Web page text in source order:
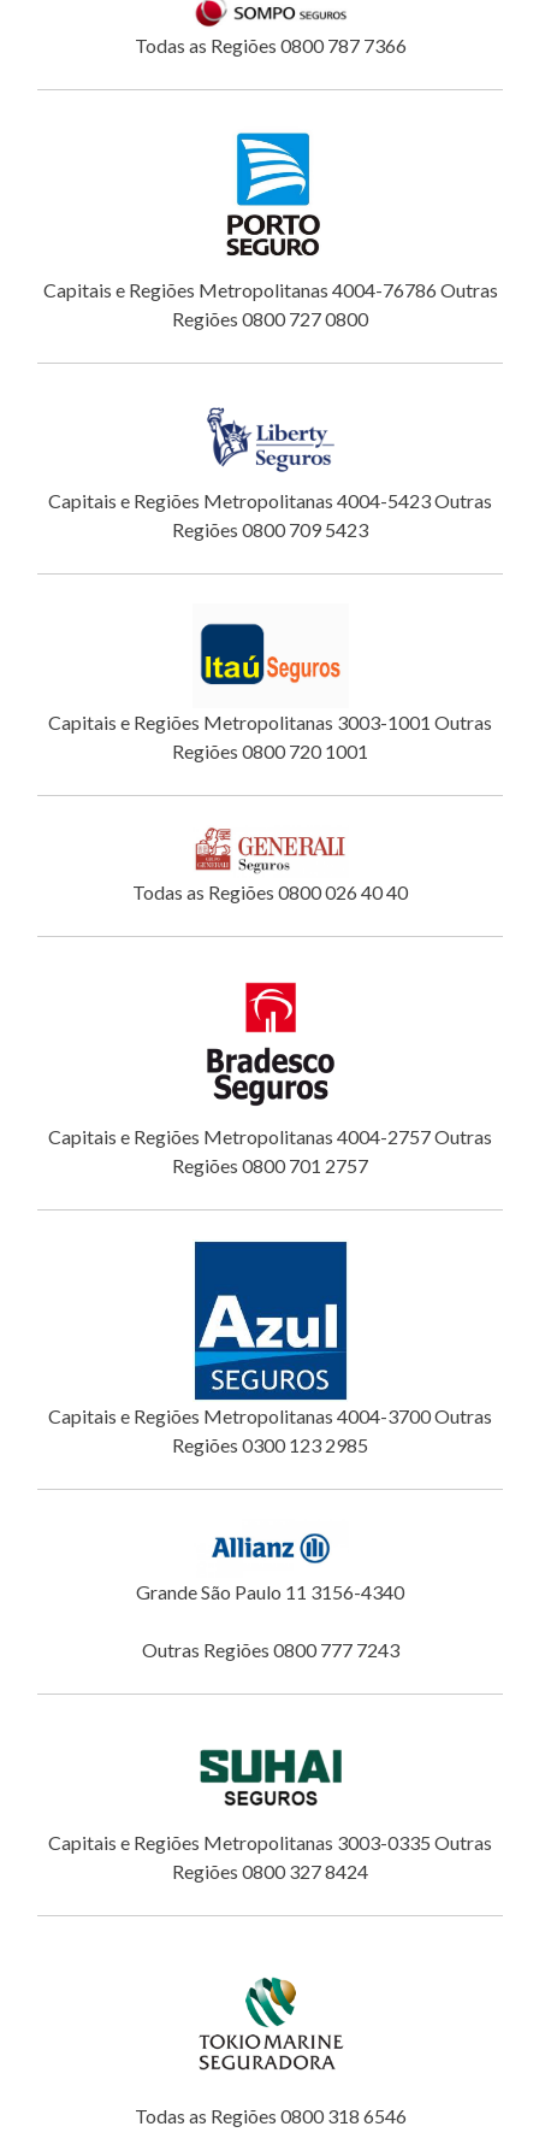
Todas as Regiões 0800 787 7366
Capitais e Regiões Metropolitanas 4004-76786 Outras
Regiões 0800 727 0800
Capitais e Regiões Metropolitanas 4004-5423 Outras
Regiões 0800 709 5423
Capitais e Regiões Metropolitanas 3003-1001 Outras
Regiões 0800 720 1001
Todas as Regiões 0800 026 40 40
Capitais e Regiões Metropolitanas 4004-2757 Outras
Regiões 0800 701 2757
Capitais e Regiões Metropolitanas 4004-3700 Outras
Regiões 0300 123 2985
Grande São Paulo 11 3156-4340
Outras Regiões 0800 777 7243
Capitais e Regiões Metropolitanas 3003-0335 Outras
Regiões 0800 327 8424
Todas as Regiões 0800 318 6546